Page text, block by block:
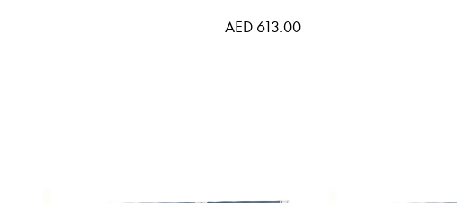
AED 613.00